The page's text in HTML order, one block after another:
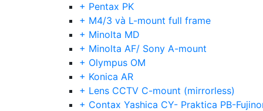
+ Pentax PK
+ M4/3 và L-mount full frame
+ Minolta MD
+ Minolta AF/ Sony A-mount
+ Olympus OM
+ Konica AR
+ Lens CCTV C-mount (mirrorless)
+ Contax Yashica CY- Praktica PB-